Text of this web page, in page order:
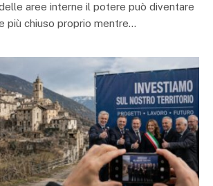
aree interne il potere può diventare
più chiuso proprio mentre…